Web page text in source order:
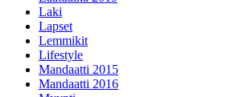
Laki
Lapset
Lemmikit
Lifestyle
Mandaatti 2015
Mandaatti 2016